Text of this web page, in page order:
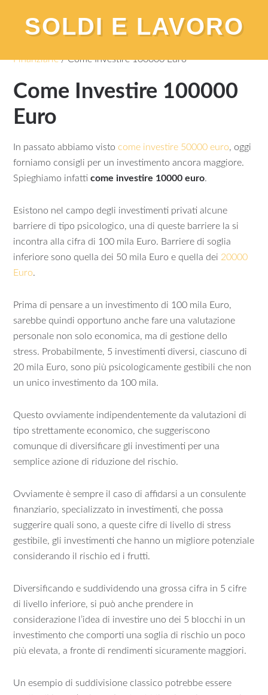
SOLDI E LAVORO
Finanziarie /Come Investire 100000 Euro
Come Investire 100000
Euro
In passato abbiamo visto come investire 50000 euro, oggi
forniamo consigli per un investimento ancora maggiore.
Spieghiamo infatticome investire 10000 euro.
Esistono nel campo degli investimenti privati alcune
barriere di tipo psicologico, una di queste barriere la si
incontra alla cifra di 100 mila Euro. Barriere di soglia
inferiore sono quella dei 50 mila Euro e quella dei 20000
Euro.
Prima di pensare a un investimento di 100 mila Euro,
sarebbe quindi opportuno anche fare una valutazione
personale non solo economica, ma di gestione dello
stress. Probabilmente, 5 investimenti diversi, ciascuno di
20 mila Euro, sono più psicologicamente gestibili che non
un unico investimento da 100 mila.
Questo ovviamente indipendentemente da valutazioni di
tipo strettamente economico, che suggeriscono
comunque di diversificare gli investimenti per una
semplice azione di riduzione del rischio.
Ovviamente è sempre il caso di affidarsi a un consulente
finanziario, specializzato in investimenti, che possa
suggerire quali sono, a queste cifre di livello di stress
gestibile, gli investimenti che hanno un migliore potenziale
considerando il rischio ed i frutti.
Diversificando e suddividendo una grossa cifra in 5 cifre
di livello inferiore, si può anche prendere in
considerazione l’idea di investire uno dei 5 blocchi in un
investimento che comporti una soglia di rischio un poco
più elevata, a fronte di rendimenti sicuramente maggiori.
Un esempio di suddivisione classico potrebbe essere